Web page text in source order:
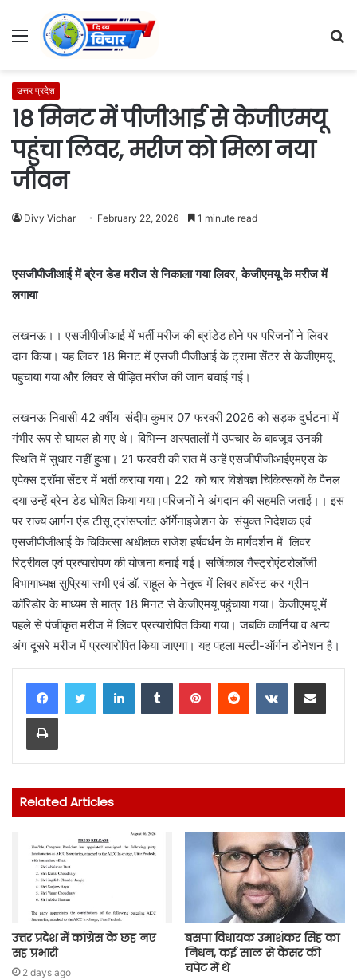
Menu
उत्तर प्रदेश
18 मिनट में पीजीआई से केजीएमयू
पहुंचा लिवर, मरीज को मिला नया
जीवन
Divy Vichar February 22, 2026 1 minute read
एसजीपीजीआई में ब्रेन डेड मरीज से निकाला गया लिवर, केजीएमयू के मरीज में
लगाया
लखनऊ।। एसजीपीजीआई में भर्ती मरीज की ब्रांडेड होने पर परिजनों ने लिवर
दान किया। यह लिवर 18 मिनट में एसजी पीजीआई के ट्रामा सेंटर से केजीएमयू
पहुंचाया गया और लिवर से पीड़ित मरीज की जान बचाई गई।
लखनऊ निवासी 42 वर्षीय संदीप कुमार 07 फरवरी 2026 को सड़क दुर्घटना में
गंभीर रूप से घायल हो गए थे। विभिन्न अस्पतालों में उपचार के बावजूद उनकी
स्थिति में सुधार नहीं हुआ। 21 फरवरी की रात में उन्हें एसजीपीजीआईएमएस के
एपेक्स ट्रॉमा सेंटर में भर्ती कराया गया। 22 को चार विशेषज्ञ चिकित्सकों के पैनल
दया उन्हें ब्रेन डेड घोषित किया गया।परिजनों ने अंगदान की सहमति जताई।। इस
पर राज्य आर्गन एंड टीसू ट्रांसप्लांट ऑर्गेनाइजेशन के संयुक्त निदेशक एवं
एसजीपीजीआई के चिकित्सा अधीक्षक राजेश हर्षवर्धन के मार्गदर्शन में लिवर
रिट्रीवल एवं प्रत्यारोपण की योजना बनाई गई। सर्जिकाल गैस्ट्रोएंटरोलॉजी
विभागाध्यक्ष सुप्रिया सभी एवं डॉ. राहूल के नेतृत्व में लिवर हार्वेस्ट कर ग्रीन
कॉरिडोर के माध्यम से मात्र 18 मिनट से केजीएमयू पहुंचाया गया। केजीएमयू में
पहले से पंजीकृत मरीज में लिवर प्रत्यारोपित किया गया। जबकि कार्निया व अन्य
अंग दूसरे मरीज में प्रत्यारोपित किया जाएगा। यह पहला मल्टी-ऑर्गन डोनेशन है।
LinkedInTumblr PinterestReddit VKontakteShare via Email
Print
Related Articles
उत्तर प्रदेश में कांग्रेस के छह नए
सह प्रभारी
2 days ago
बसपा विधायक उमाशंकर सिंह का
निधन, कई साल से कैंसर की
चपेट में थे